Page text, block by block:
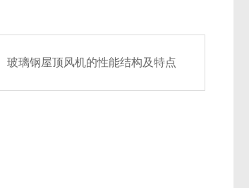
玻璃钢屋顶风机的性能结构及特点